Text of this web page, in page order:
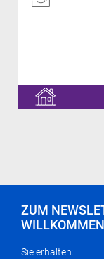
ZUM
Sie erhalten: